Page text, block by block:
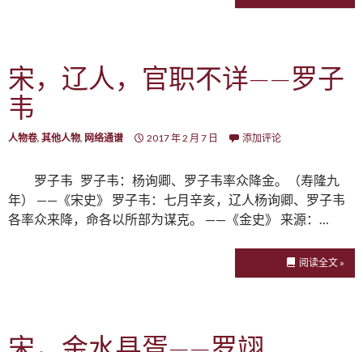
宋，辽人，官职不详——罗子
韦
人物卷, 其他人物, 网络通谱 2017 年 2 月 7 日 添加评论
罗子韦 罗子韦：杨询卿、罗子韦率众降金。（寿隆九
年） ——《宋史》 罗子韦：七月辛亥，辽人杨询卿、罗子韦
各率众来降，命各以所部为谋克。 ——《金史》 来源：…
阅读全文 »